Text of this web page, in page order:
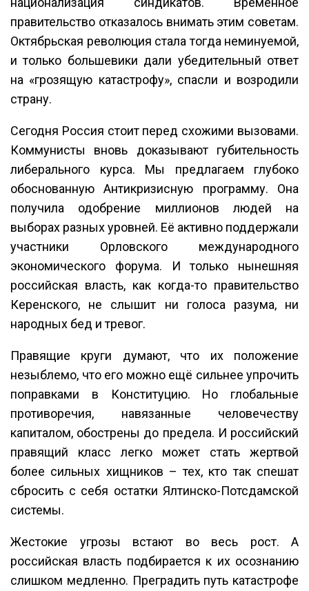
правительство отказалось внимать этим советам.
Октябрьская революция стала тогда неминуемой,
и только большевики дали убедительный ответ
на «грозящую катастрофу», спасли и возродили
страну.
Сегодня Россия стоит перед схожими вызовами.
Коммунисты вновь доказывают губительность
либерального курса. Мы предлагаем глубоко
обоснованную Антикризисную программу. Она
получила одобрение миллионов людей на
выборах разных уровней. Её активно поддержали
участники Орловского международного
экономического форума. И только нынешняя
российская власть, как когда-то правительство
Керенского, не слышит ни голоса разума, ни
народных бед и тревог.
Правящие круги думают, что их положение
незыблемо, что его можно ещё сильнее упрочить
поправками в Конституцию. Но глобальные
противоречия, навязанные человечеству
капиталом, обострены до предела. И российский
правящий класс легко может стать жертвой
более сильных хищников – тех, кто так спешат
сбросить с себя остатки Ялтинско-Потсдамской
системы.
Жестокие угрозы встают во весь рост. А
российская власть подбирается к их осознанию
слишком медленно. Преградить путь катастрофе